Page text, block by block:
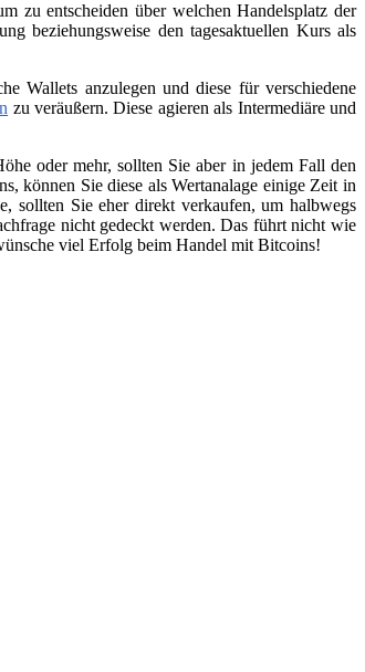
zu entscheiden über welchen Handelsplatz der
beziehungsweise den tagesaktuellen Kurs als
Wallets anzulegen und diese für verschiedene
zu veräußern. Diese agieren als Intermediäre und
oder mehr, sollten Sie aber in jedem Fall den
können Sie diese als Wertanalage einige Zeit in
sollten Sie eher direkt verkaufen, um halbwegs
nicht gedeckt werden. Das führt nicht wie
viel Erfolg beim Handel mit Bitcoins!